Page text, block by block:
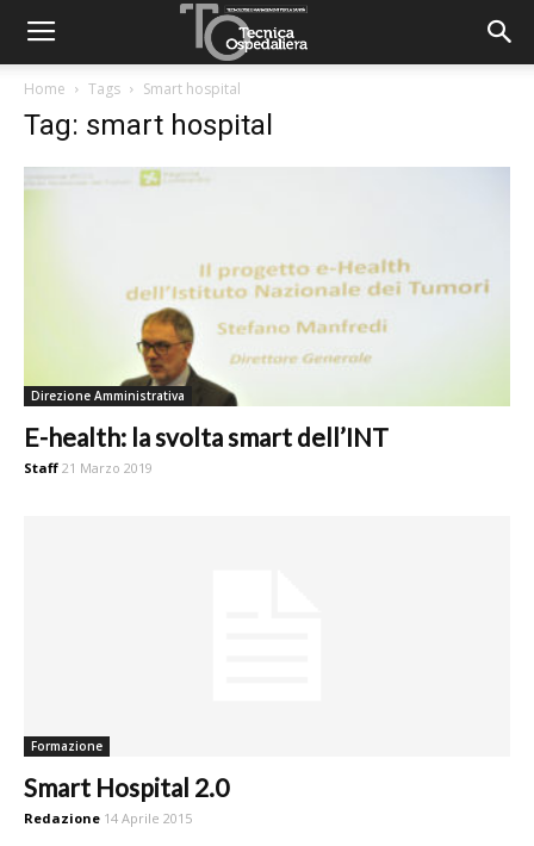
Home Tags Smart hospital
Tag: smart hospital
Direzione Amministrativa
E-health: la svolta smart dell’INT
Staff 21 Marzo 2019
Formazione
Smart Hospital 2.0
Redazione 14 Aprile 2015